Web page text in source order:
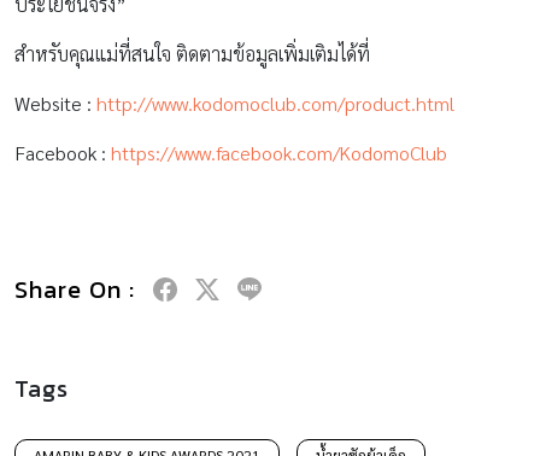
สำหรับคุณแม่ที่สนใจ ติดตามข้อมูลเพิ่มเติมได้ที่
Website : http://www.kodomoclub.com/product.html
Facebook : https://www.facebook.com/KodomoClub
Share On :
Tags